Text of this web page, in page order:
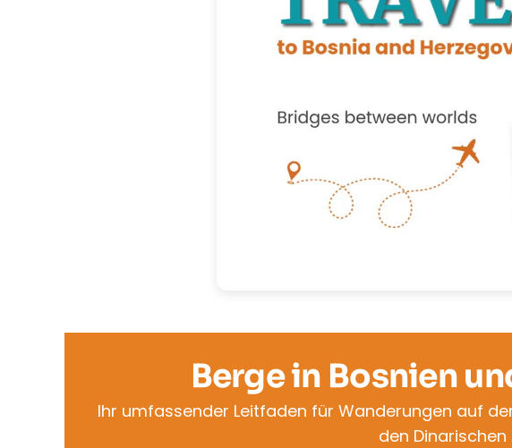
Berge in Bosnien
Ihr umfassender Leitfaden für Wanderungen auf
den Dinarischen